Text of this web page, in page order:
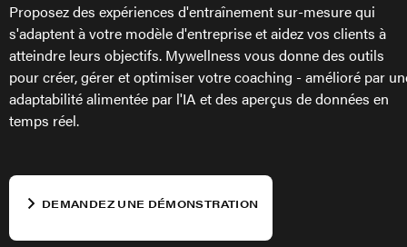
Proposez des expériences d'entraînement sur-mesure qui
s'adaptent à votre modèle d'entreprise et aidez vos clients à
atteindre leurs objectifs. Mywellness vous donne des outils
pour créer, gérer et optimiser votre coaching - amélioré par
adaptabilité alimentée par l'IA et des aperçus de données en
temps réel.
DEMANDEZ UNE DÉMONSTRATION